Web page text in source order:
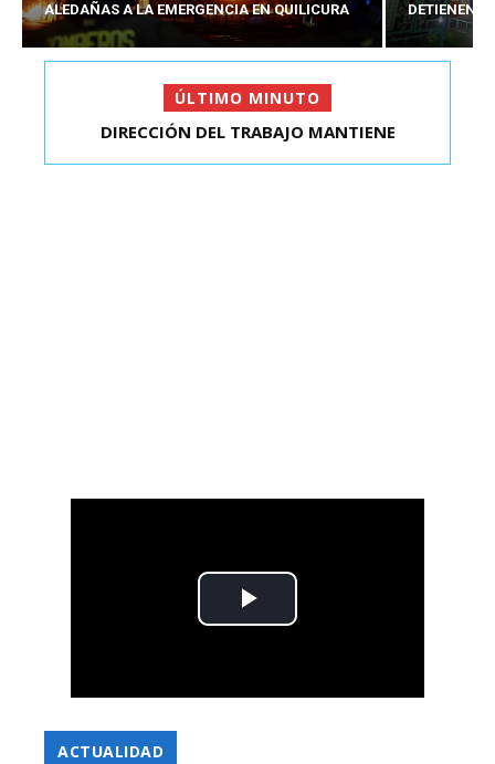
ALEDAÑAS A LA EMERGENCIA EN QUILICURA
DETIENEN
ÚLTIMO MINUTO
DIRECCIÓN DEL TRABAJO MANTIENE
CRIMEN DE ESTUDIANTE EN SAN BERNARDO:
ACTUALIDAD